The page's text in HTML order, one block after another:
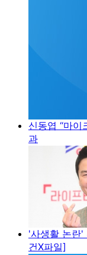
신동엽 “마이
과
'사생활 논란'
건X파일]